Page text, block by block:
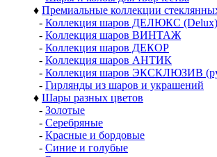
♦ Премиальные коллекции
- Коллекция шаров ДЕЛЮКС (Delux)
- Коллекция шаров ВИНТАЖ
- Коллекция шаров ДЕКОР
- Коллекция шаров АНТИК
- Коллекция шаров ЭКСКЛЮЗИВ
- Гирлянды из шаров и украшений
♦ Шары разных цветов
- Золотые
- Серебряные
- Красные и бордовые
- Синие и голубые